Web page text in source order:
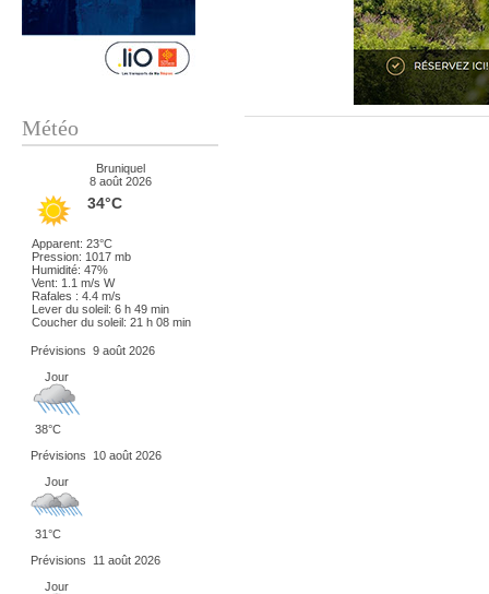
Météo
Bruniquel
8 août 2026
34°C
Apparent: 23°C
Pression: 1017 mb
Humidité: 47%
Vent: 1.1 m/s W
Rafales : 4.4 m/s
Lever du soleil: 6 h 49 min
Coucher du soleil: 21 h 08 min
Prévisions 9 août 2026
Jour
38°C
Prévisions
10 août 2026
Jour
31°C
Prévisions
11 août 2026
Jour